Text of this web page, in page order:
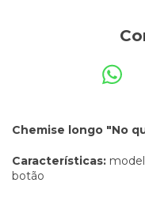
Chemise longo "No
Características:
botão